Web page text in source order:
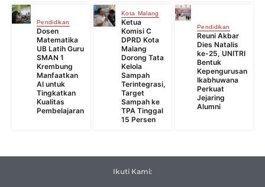
Pendidikan
Dosen
Matematika
UB Latih Guru
SMAN 1
Krembung
Manfaatkan
AI untuk
Tingkatkan
Kualitas
Pembelajaran
Kota Malang
Ketua
Komisi C
DPRD Kota
Malang
Dorong Tata
Kelola
Sampah
Terintegrasi,
Target
Sampah ke
TPA Tinggal
15 Persen
Pendidikan
Reuni Akbar
Dies Natalis
ke-25, UNITRI
Bentuk
Kepengurusan
Ikabhuwana
Perkuat
Jejaring
Alumni
Ikuti Kami: